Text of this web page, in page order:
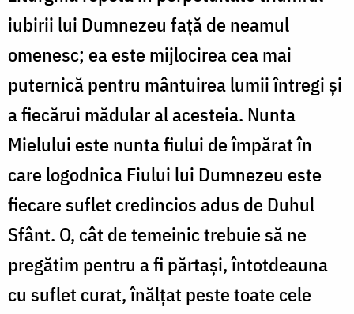
iubirii lui Dumnezeu faţă de neamul
omenesc; ea este mijlocirea cea mai
puternică pentru mântuirea lumii întregi şi
a fiecărui mădular al acesteia. Nunta
Mielului este nunta fiului de împărat în
care logodnica Fiului lui Dumnezeu este
fiecare suflet credincios adus de Duhul
Sfânt. O, cât de temeinic trebuie să ne
pregătim pentru a fi părtaşi, întotdeauna
cu suflet curat, înălţat peste toate cele